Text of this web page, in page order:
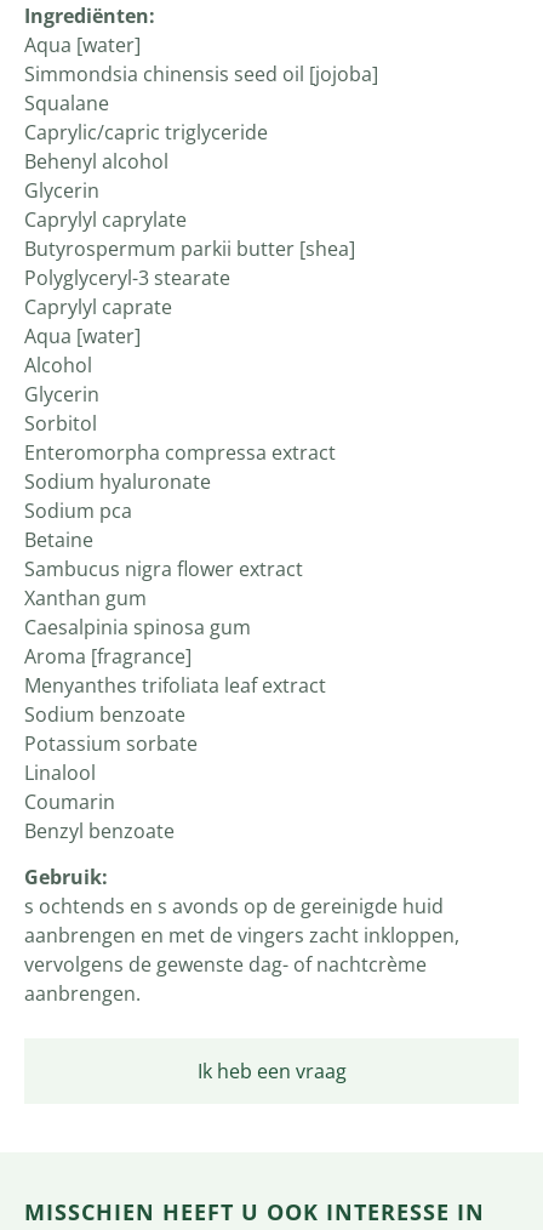
Ik heb een vraag
Ingrediënten:
Aqua [water]
Simmondsia chinensis seed oil [jojoba]
Squalane
Caprylic/capric triglyceride
Behenyl alcohol
Glycerin
Caprylyl caprylate
Butyrospermum parkii butter [shea]
Polyglyceryl-3 stearate
Caprylyl caprate
Aqua [water]
Alcohol
Glycerin
Sorbitol
Enteromorpha compressa extract
Sodium hyaluronate
Sodium pca
Betaine
Sambucus nigra flower extract
Xanthan gum
Caesalpinia spinosa gum
Aroma [fragrance]
Menyanthes trifoliata leaf extract
Sodium benzoate
Potassium sorbate
Linalool
Coumarin
Benzyl benzoate
Gebruik:
s ochtends en s avonds op de gereinigde huid
aanbrengen en met de vingers zacht inkloppen,
vervolgens de gewenste dag- of nachtcrème
aanbrengen.
MISSCHIEN HEEFT U OOK INTERESSE IN